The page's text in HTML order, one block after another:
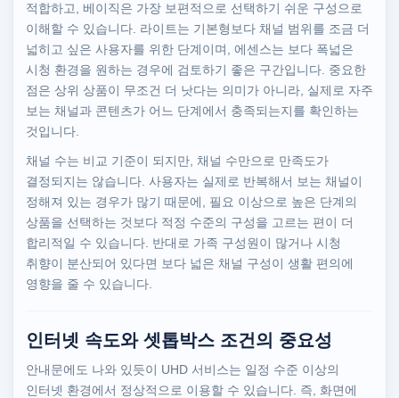
적합하고, 베이직은 가장 보편적으로 선택하기 쉬운 구성으로
이해할 수 있습니다. 라이트는 기본형보다 채널 범위를 조금 더
넓히고 싶은 사용자를 위한 단계이며, 에센스는 보다 폭넓은
시청 환경을 원하는 경우에 검토하기 좋은 구간입니다. 중요한
점은 상위 상품이 무조건 더 낫다는 의미가 아니라, 실제로 자주
보는 채널과 콘텐츠가 어느 단계에서 충족되는지를 확인하는
것입니다.
채널 수는 비교 기준이 되지만, 채널 수만으로 만족도가
결정되지는 않습니다. 사용자는 실제로 반복해서 보는 채널이
정해져 있는 경우가 많기 때문에, 필요 이상으로 높은 단계의
상품을 선택하는 것보다 적정 수준의 구성을 고르는 편이 더
합리적일 수 있습니다. 반대로 가족 구성원이 많거나 시청
취향이 분산되어 있다면 보다 넓은 채널 구성이 생활 편의에
영향을 줄 수 있습니다.
인터넷 속도와 셋톱박스 조건의 중요성
안내문에도 나와 있듯이 UHD 서비스는 일정 수준 이상의
인터넷 환경에서 정상적으로 이용할 수 있습니다. 즉, 화면에